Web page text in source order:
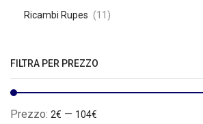
Ricambi Rupes (11)
FILTRA PER PREZZO
Prezzo: 2€ — 104€